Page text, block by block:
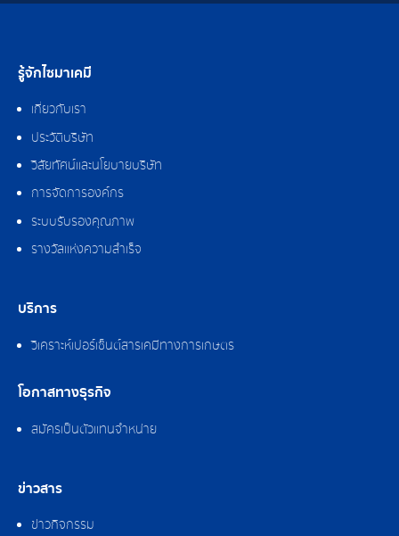
รู้จักไซมาเคมี
เกี่ยวกับเรา
ประวัติบริษัท
วิสัยทัศน์และนโยบายบริษัท
การจัดการองค์กร
ระบบรับรองคุณภาพ
รางวัลแห่งความสำเร็จ
บริการ
วิเคราะห์เปอร์เซ็นต์สารเคมีทางการเกษตร
โอกาสทางธุรกิจ
สมัครเป็นตัวแทนจำหน่าย
ข่าวสาร
ข่าวกิจกรรม